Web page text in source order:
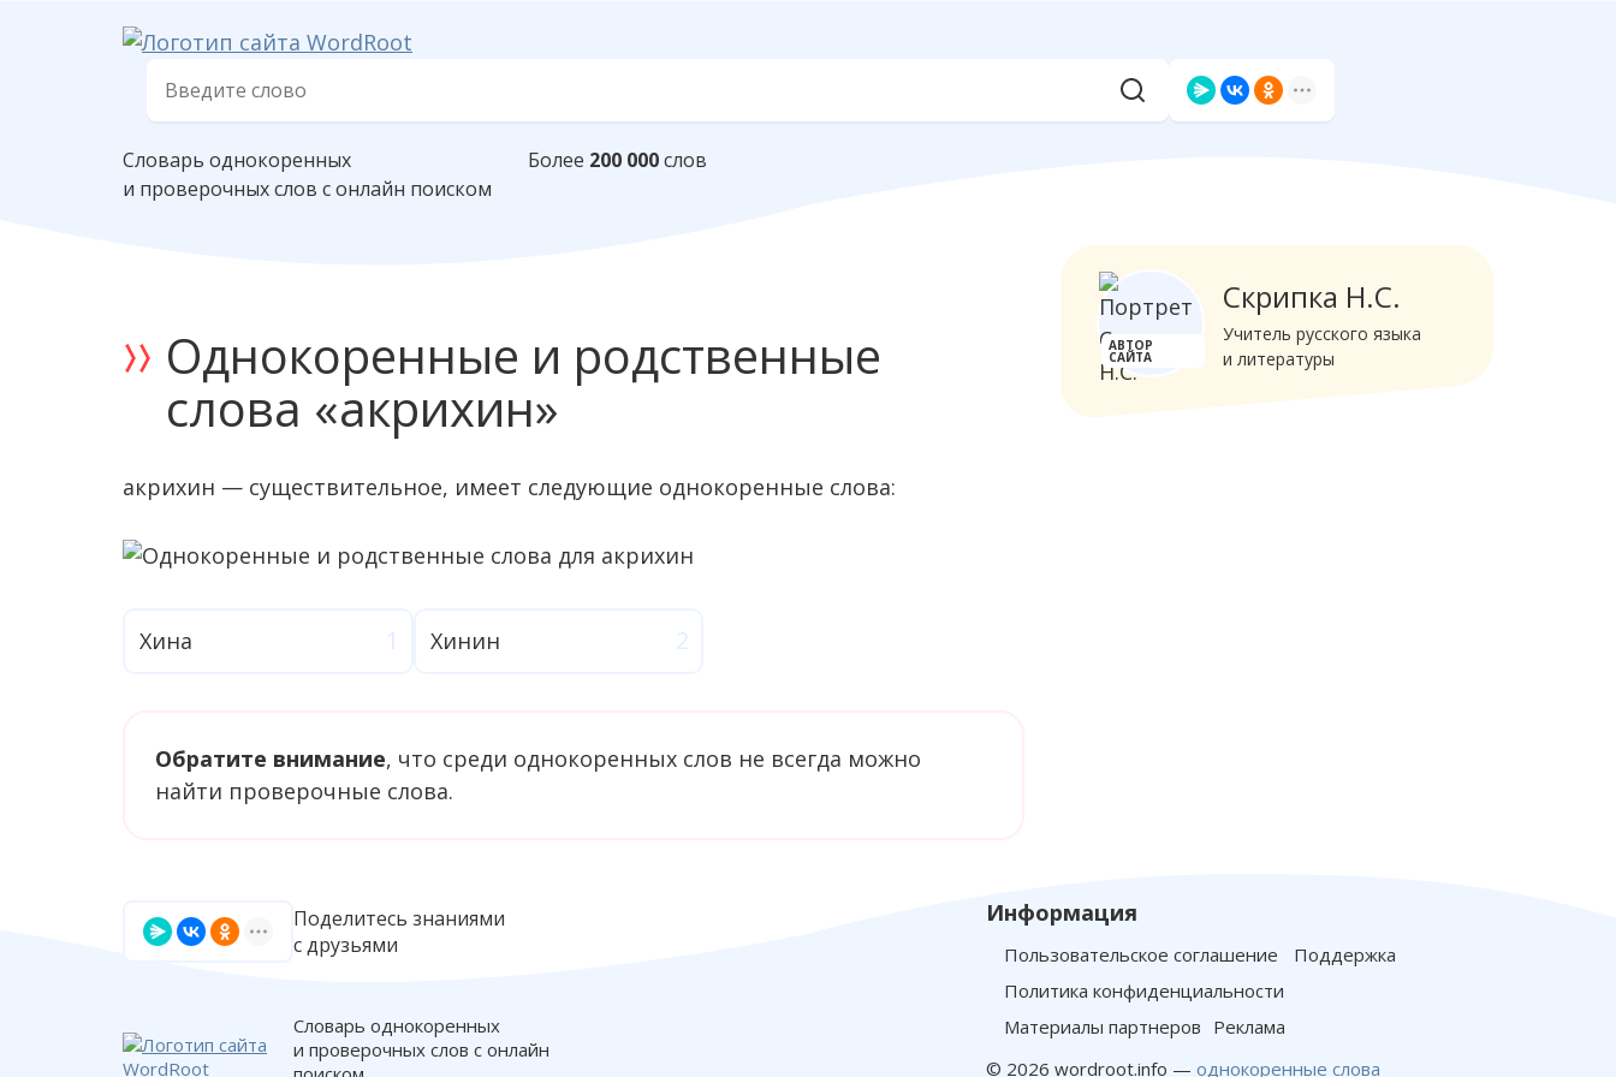
Словарь однокоренных
и проверочных слов с онлайн поиском
Более 200 000слов
Однокоренные и родственные
слова «акрихин»
акрихин — существительное, имеет следующие однокоренные слова:
Хина Хинин
Обратите внимание, что среди однокоренных слов не всегда можно
найти проверочные слова.
АВТОР
САЙТА
Скрипка Н.С.
Учитель русского языка
и литературы
Словарь однокоренных
и проверочных слов с онлайн
Информация
Пользовательское соглашение
Поддержка
Политика конфиденциальности
Материалы партнеров Реклама
© 2026 wordroot.info — однокоренные слова
Поделитесь знаниями
с друзьями